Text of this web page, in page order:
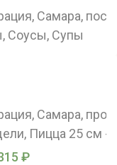
Самара,
Соусы, Супы
Самара,
Пицца 25 см -
₽